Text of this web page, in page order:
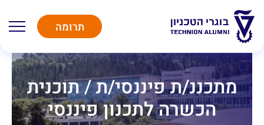
תרומה
מתכננ/ת פיננסי/ת / תוכנית
הכשרה לתכנון פיננסי